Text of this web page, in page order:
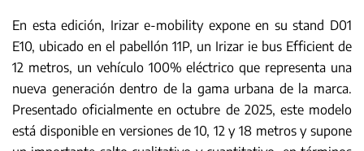
En esta edición, Irizar e-mobility expone en su stand D01
E10, ubicado en el pabellón 11P, un Irizar ie bus Efficient de
12 metros, un vehículo 100% eléctrico que representa una
nueva generación dentro de la gama urbana de la marca.
Presentado oficialmente en octubre de 2025, este modelo
está disponible en versiones de 10, 12 y 18 metros y supone